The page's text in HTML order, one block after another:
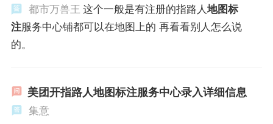
都市万兽王 这个一般是有注册的指路人地图标
注服务中心铺都可以在地图上的 再看看别人怎么说
的。
美团开指路人地图标注服务中心录入详细信息
集意